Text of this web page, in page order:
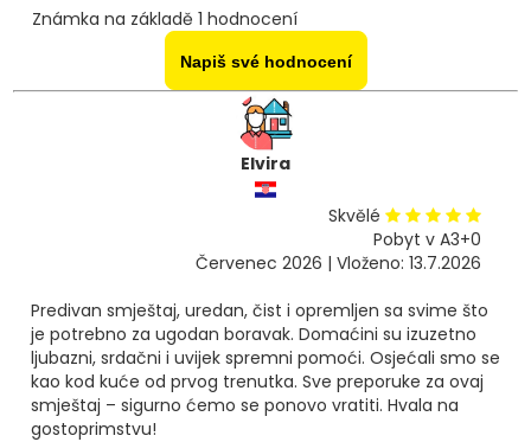
Známka na základě 1 hodnocení
Napiš své hodnocení
Elvira
Skvělé
Pobyt v A3+0
Červenec 2026 | Vloženo: 13.7.2026
Predivan smještaj, uredan, čist i opremljen sa svime što
je potrebno za ugodan boravak. Domaćini su izuzetno
ljubazni, srdačni i uvijek spremni pomoći. Osjećali smo se
kao kod kuće od prvog trenutka. Sve preporuke za ovaj
smještaj – sigurno ćemo se ponovo vratiti. Hvala na
gostoprimstvu!